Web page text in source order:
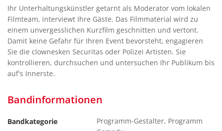
Ihr Unterhaltungskünstler getarnt als Moderator vom lokalen
Filmteam, interviewt Ihre Gäste. Das Filmmaterial wird zu
einem unvergesslichen Kurzfilm geschnitten und vertont.
Damit keine Gefahr für Ihren Event bevorsteht, engagieren
Sie die clownesken Securitas oder Polizei Artisten. Sie
kontrollieren, durchsuchen und untersuchen Ihr Publikum bis
auf's Innerste.
Bandinformationen
Bandkategorie
Programm-Gestalter, Programm